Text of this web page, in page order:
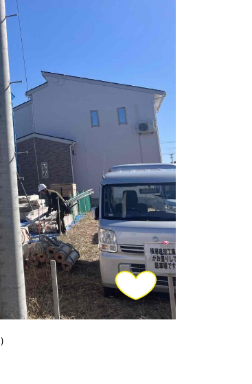
)